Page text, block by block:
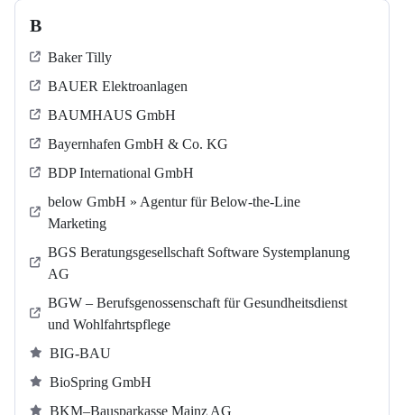
B
Baker Tilly
BAUER Elektroanlagen
BAUMHAUS GmbH
Bayernhafen GmbH & Co. KG
BDP International GmbH
below GmbH » Agentur für Below-the-Line
Marketing
BGS Beratungsgesellschaft Software Systemplanung
AG
BGW – Berufsgenossenschaft für Gesundheitsdienst
und Wohlfahrtspflege
BIG-BAU
BioSpring GmbH
BKM–Bausparkasse Mainz AG